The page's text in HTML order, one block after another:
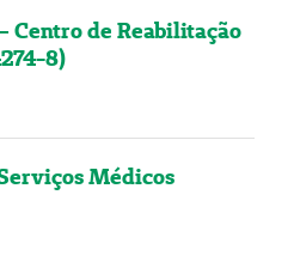
Centro de Reabilitação
8)
Médicos